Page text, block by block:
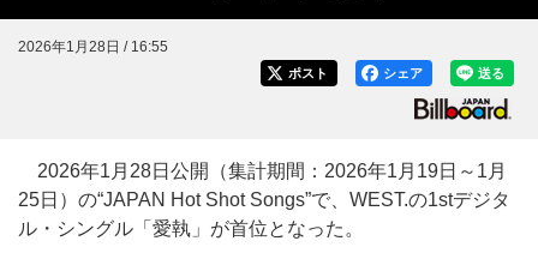
2026年1月28日 / 16:55
送る
シェア
ポスト
2026年1月28日公開（集計期間：2026年1月19日～1月
25日）の“JAPAN Hot Shot Songs”で、WEST.の1stデジタ
ル・シングル「愛執」が首位となった。